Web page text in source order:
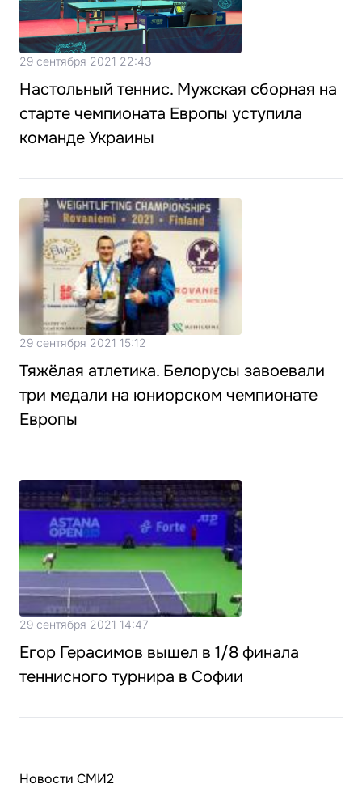
29 сентября 2021 22:43
Настольный теннис. Мужская сборная на
старте чемпионата Европы уступила
команде Украины
29 сентября 2021 15:12
Тяжёлая атлетика. Белорусы завоевали
три медали на юниорском чемпионате
Европы
29 сентября 2021 14:47
Егор Герасимов вышел в 1/8 финала
теннисного турнира в Софии
Новости СМИ2